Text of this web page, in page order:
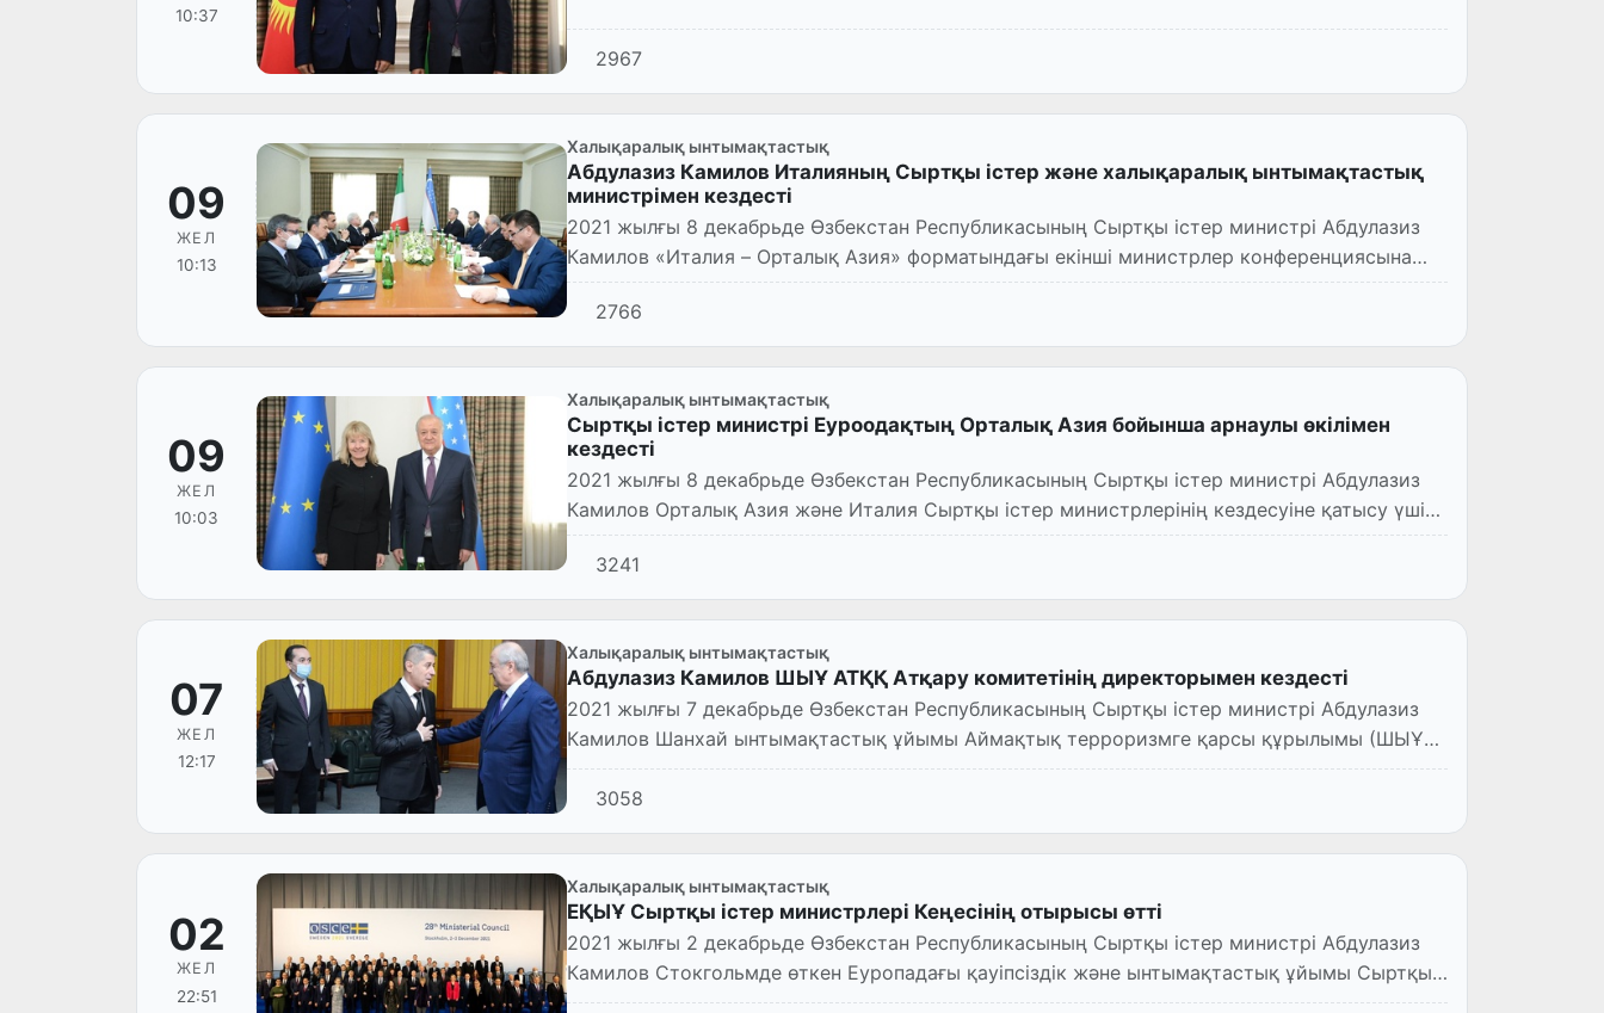
10:37
2967
09
ЖЕЛ
10:13
Халықаралық ынтымақтастық
Абдулазиз Камилов Италияның Сыртқы істер және халықаралық ынтымақтастық
министрімен кездесті
2021 жылғы 8 декабрьде Өзбекстан Республикасының Сыртқы істер министрі Абдулазиз
Камилов «Италия – Орталық Азия» форматындағы екінші министрлер конференциясына
қатысу үшін Ташкент...
2766
09
ЖЕЛ
10:03
Халықаралық ынтымақтастық
Сыртқы істер министрі Еуроодақтың Орталық Азия бойынша арнаулы өкілімен
кездесті
2021 жылғы 8 декабрьде Өзбекстан Республикасының Сыртқы істер министрі Абдулазиз
Камилов Орталық Азия және Италия Сыртқы істер министрлерінің кездесуіне қатысу үшін
Ташкентке келг...
3241
07
ЖЕЛ
12:17
Халықаралық ынтымақтастық
Абдулазиз Камилов ШЫҰ АТҚҚ Атқару комитетінің директорымен кездесті
2021 жылғы 7 декабрьде Өзбекстан Республикасының Сыртқы істер министрі Абдулазиз
Камилов Шанхай ынтымақтастық ұйымы Аймақтық терроризмге қарсы құрылымы (ШЫҰ
АТҚҚ) Атқару комитетін...
3058
02
ЖЕЛ
22:51
Халықаралық ынтымақтастық
ЕҚЫҰ Сыртқы істер министрлері Кеңесінің отырысы өтті
2021 жылғы 2 декабрьде Өзбекстан Республикасының Сыртқы істер министрі Абдулазиз
Камилов Стокгольмде өткен Еуропадағы қауіпсіздік және ынтымақтастық ұйымы Сыртқы
істер министрлері...